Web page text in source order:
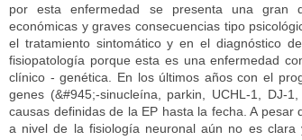
por esta enfermedad se presenta una gran
económicas y graves consecuencias tipo
el tratamiento sintomático y en el diagnóstico
fisiopatología porque esta es una enfermedad
clínico - genética. En los últimos años con el
genes (&#945;-sinucleína, parkin, UCHL-1, DJ-
causas definidas de la EP hasta la fecha. A
a nivel de la fisiología neuronal aún no es clara